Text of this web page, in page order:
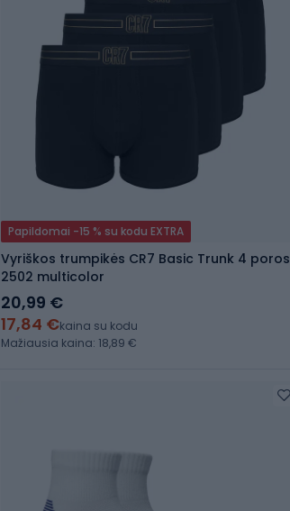
Papildomai -15 % su kodu EXTRA
Vyriškos trumpikės CR7 Basic Trunk 4 poros
2502 multicolor
20,99 €
17,84 €kaina su kodu
Mažiausia kaina: 18,89 €